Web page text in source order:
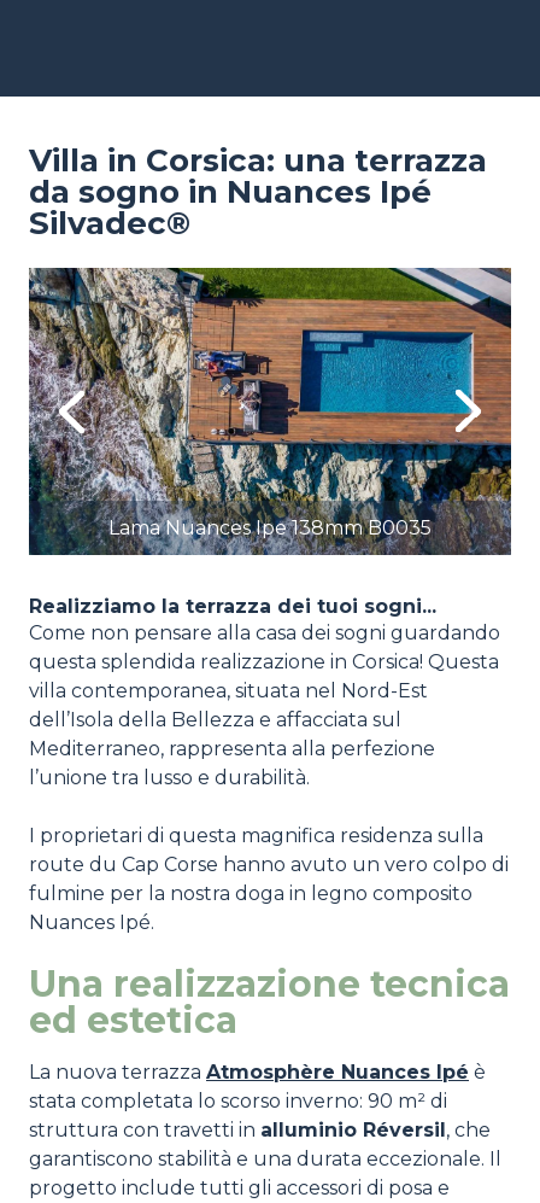
Villa in Corsica: una terrazza
da sogno in Nuances Ipé
Silvadec®
Previous
Image
Lama Nuances Ipe 138mm B0035
Next
Realizziamo la terrazza dei tuoi sogni...
Come non pensare alla casa dei sogni guardando
questa splendida realizzazione in Corsica! Questa
villa contemporanea, situata nel Nord-Est
dell’Isola della Bellezza e affacciata sul
Mediterraneo, rappresenta alla perfezione
l’unione tra lusso e durabilità.
I proprietari di questa magnifica residenza sulla
route du Cap Corse hanno avuto un vero colpo di
fulmine per la nostra doga in legno composito
Nuances Ipé.
Una realizzazione tecnica
ed estetica
La nuova terrazza Atmosphère Nuances Ipé è
stata completata lo scorso inverno: 90 m² di
struttura con travetti in alluminio Réversil, che
garantiscono stabilità e una durata eccezionale. Il
progetto include tutti gli accessori di posa e